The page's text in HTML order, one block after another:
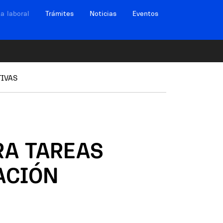
sitios
laboral Trámites Noticias Eventos
TAREAS